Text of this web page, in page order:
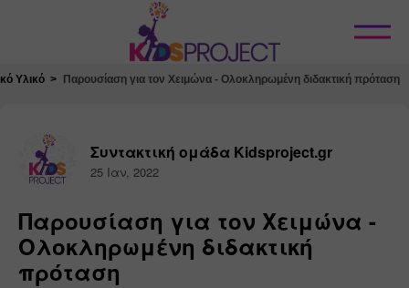
Κλείσιμο
Υλικό Παρουσίαση για τον Χειμώνα - Ολοκληρωμένη διδακτική πρόταση
Συντακτική ομάδα Kidsproject.gr
25 Ιαν, 2022
Παρουσίαση για τον Χειμώνα -
Ολοκληρωμένη διδακτική
πρόταση